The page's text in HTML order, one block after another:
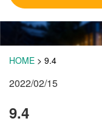
楽しむ
学 ぶ(健康福祉)
HOME > 9.4
2022/02/15
9.4